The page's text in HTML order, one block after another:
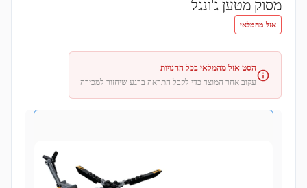
מסוק מטען ג'ונגל
אזל מהמלאי
הסט אזל מהמלאי בכל החנויות
עקוב אחר המוצר כדי לקבל התראה ברגע שיחזור למכירה